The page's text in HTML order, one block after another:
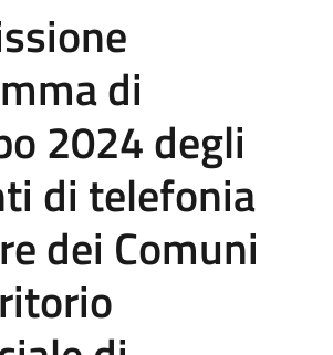
di
2024 degli
di telefonia
dei Comuni